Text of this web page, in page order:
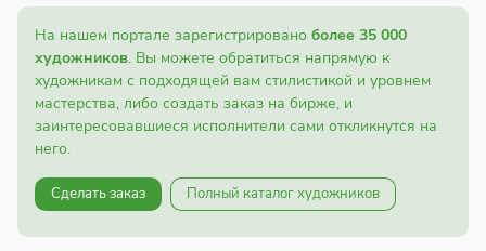
На нашем портале зарегистрировано более 35 000
художников. Вы можете обратиться напрямую к
художникам с подходящей вам стилистикой и уровнем
мастерства, либо создать заказ на бирже, и
заинтересовавшиеся исполнители сами откликнутся на
него.
Сделать заказ Полный каталог художников